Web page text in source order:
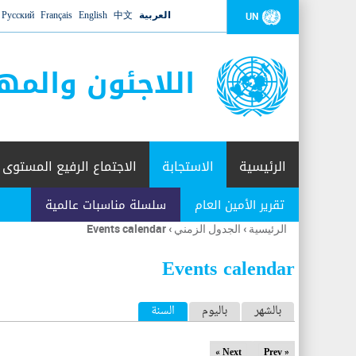
UN العربية 中文
English
Français
Русский
اللاجئون
الرئيسية الاستجابة
تقرير الأمين العام سلسلة مناسبات عالمية
الاجتماع الرفيع المستوى
أنت
هنا
الرئيسية › الجدول الزمني ›
Events calendar
Events calendar
ا
ل
بالشهر باليوم السنة (علامة التبويب النشطة)